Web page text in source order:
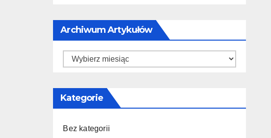
Archiwum Artykułów
Kategorie
Bez kategorii